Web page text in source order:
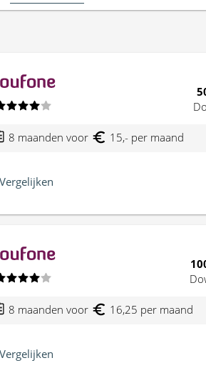
8 maanden voor 15,- per maand
Vergelijken
8 maanden voor 16,25 per maand
Vergelijken